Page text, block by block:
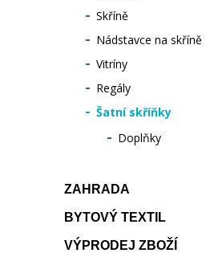
Skříně
Nádstavce na skříně
Vitríny
Regály
Šatní skříňky
Doplňky
ZAHRADA
BYTOVÝ TEXTIL
VÝPRODEJ ZBOŽÍ